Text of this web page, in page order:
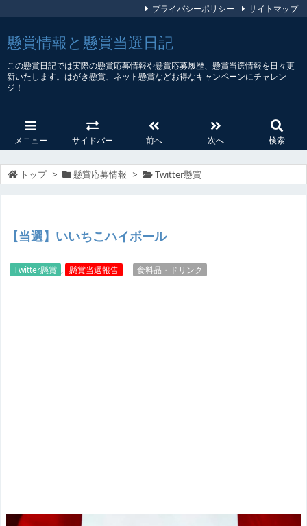
懸賞情報と懸賞当選日記
この懸賞日記では実際の懸賞応募情報や懸賞応募履歴、懸賞当選情報を日々更
新いたします。はがき懸賞、ネット懸賞などお得なキャンペーンにチャレン
ジ！
メニュー サイドバー 前へ 次へ 検索
プライバシーポリシー サイトマップ
トップ > 懸賞応募情報 > Twitter懸賞
【当選】いいちこハイボール
Twitter懸賞 , 懸賞当選報告 食料品・ドリンク